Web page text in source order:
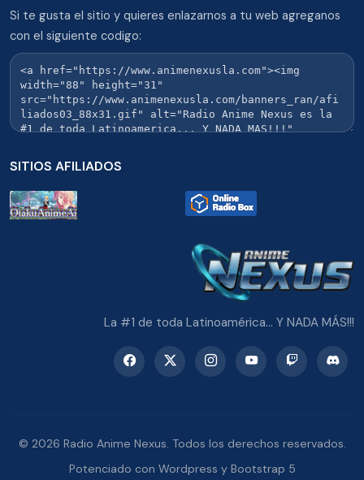
Si te gusta el sitio y quieres enlazarnos a tu web agreganos
con el siguiente codigo:
SITIOS AFILIADOS
La #1 de toda Latinoamérica... Y NADA MÁS!!!
© 2026 Radio Anime Nexus. Todos los derechos reservados.
Potenciado con Wordpress y Bootstrap 5